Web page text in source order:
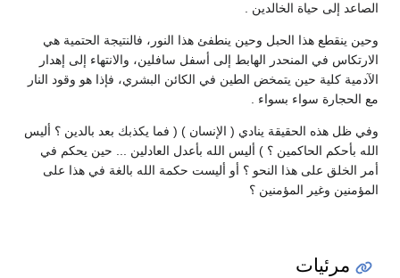
الصاعد إلى حياة الخالدين .
وحين ينقطع هذا الحبل وحين ينطفئ هذا النور، فالنتيجة الحتمية هي
الارتكاس في المنحدر الهابط إلى أسفل سافلين، والانتهاء إلى إهدار
الآدمية كلية حين يتمخض الطين في الكائن البشري، فإذا هو وقود النار
مع الحجارة سواء بسواء .
وفي ظل هذه الحقيقة ينادي ( الإنسان ) ( فما يكذبك بعد بالدين ؟ أليس
الله بأحكم الحاكمين ؟ ) أليس الله بأعدل العادلين ... حين يحكم في
أمر الخلق على هذا النحو ؟ أو أليست حكمة الله بالغة في هذا على
المؤمنين وغير المؤمنين ؟
مرئيات